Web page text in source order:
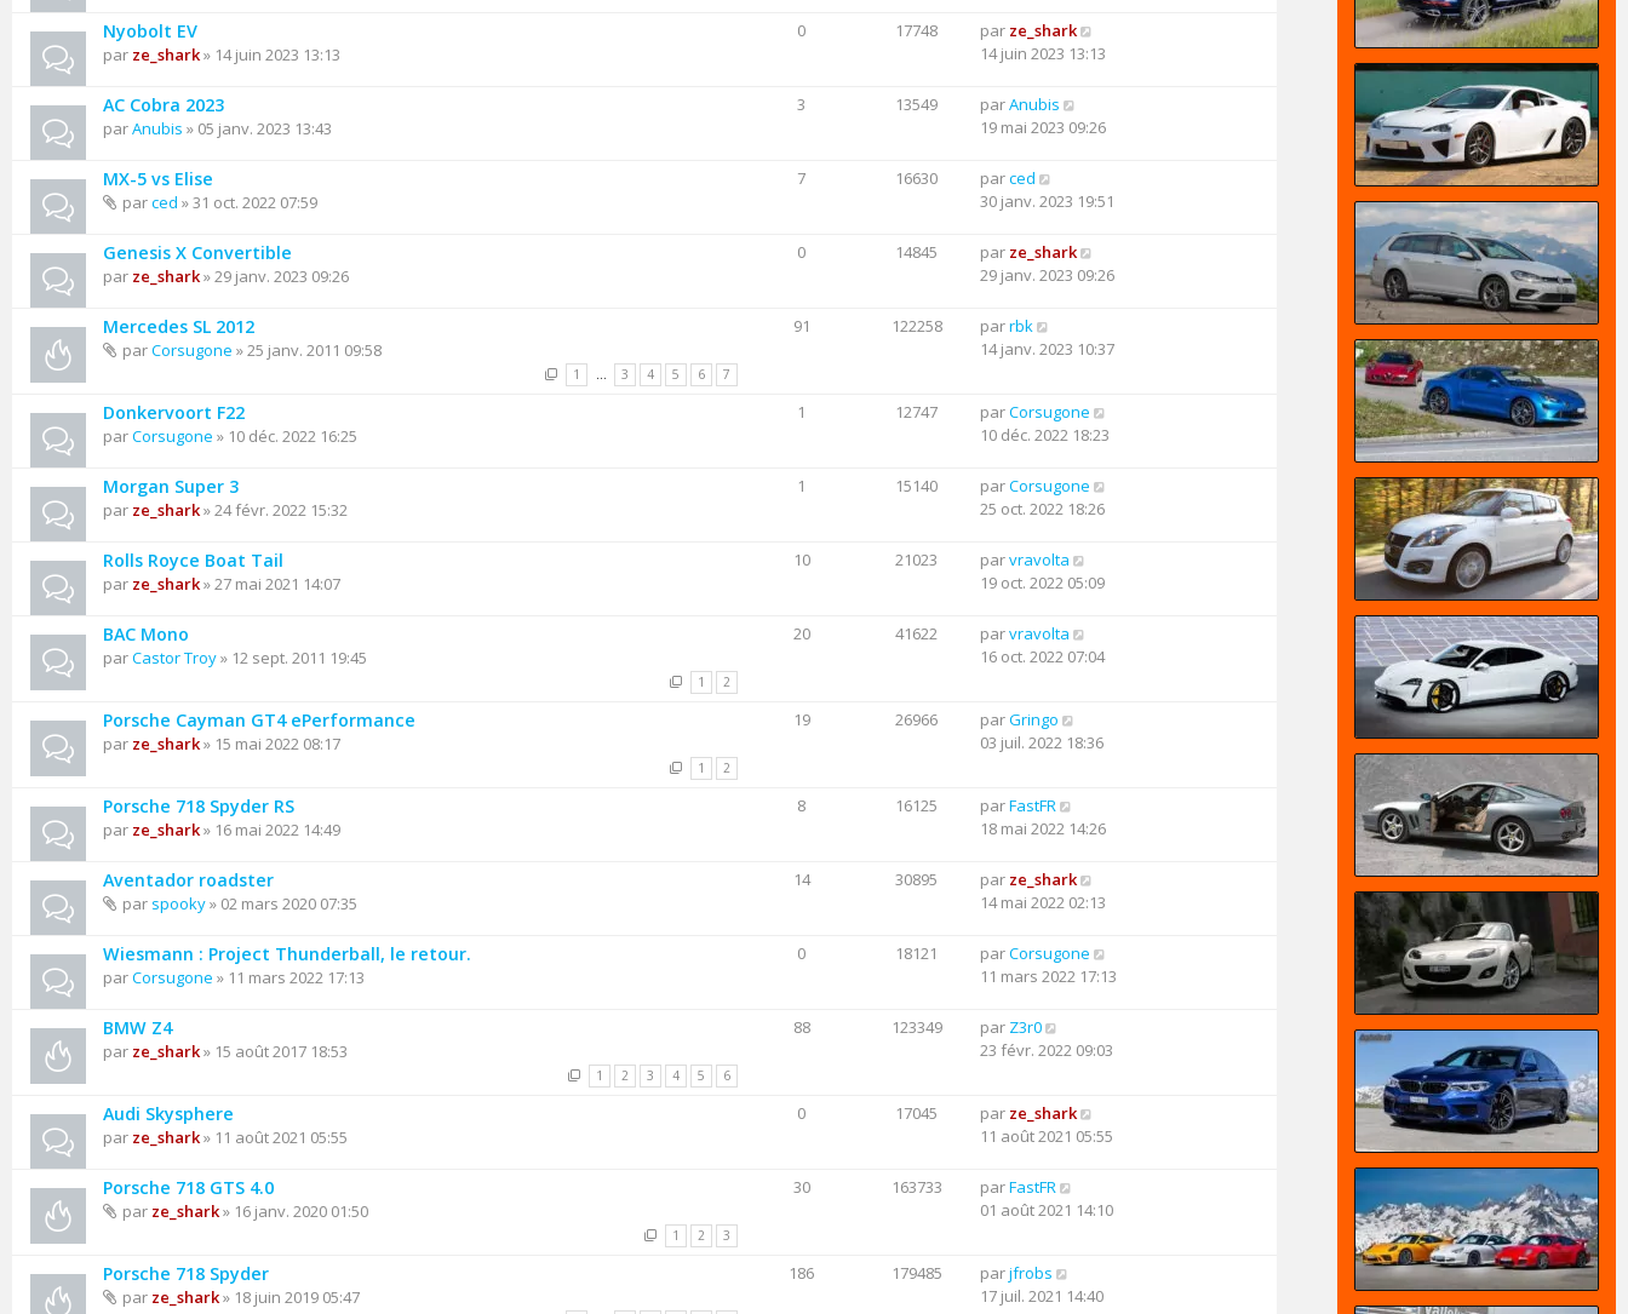
Nyobolt EV
par ze_shark» 14 juin 2023 13:13
0 17748 par ze_shark
14 juin 2023 13:13
AC Cobra 2023
parAnubis » 05 janv. 2023 13:43
3 13549 parAnubis
19 mai 2023 09:26
MX-5 vs Elise
parced » 31 oct. 2022 07:59
7 16630 parced
30 janv. 2023 19:51
Genesis X Convertible
par ze_shark» 29 janv. 2023 09:26
0 14845 par ze_shark
29 janv. 2023 09:26
Mercedes SL 2012
parCorsugone » 25 janv. 2011 09:58
1 … 3 4 5 6 7
91 122258 parrbk
14 janv. 2023 10:37
Donkervoort F22
parCorsugone » 10 déc. 2022 16:25
1 12747 parCorsugone
10 déc. 2022 18:23
Morgan Super 3
par ze_shark» 24 févr. 2022 15:32
1 15140 parCorsugone
25 oct. 2022 18:26
Rolls Royce Boat Tail
par ze_shark» 27 mai 2021 14:07
10 21023 parvravolta
19 oct. 2022 05:09
BAC Mono
parCastor Troy» 12 sept. 2011 19:45
1 2
20 41622 parvravolta
16 oct. 2022 07:04
Porsche Cayman GT4 ePerformance
par ze_shark» 15 mai 2022 08:17
1 2
19 26966 parGringo
03 juil. 2022 18:36
Porsche 718 Spyder RS
par ze_shark» 16 mai 2022 14:49
8 16125 parFastFR
18 mai 2022 14:26
Aventador roadster
par spooky» 02 mars 2020 07:35
14 30895 par ze_shark
14 mai 2022 02:13
Wiesmann : Project Thunderball, le retour.
parCorsugone » 11 mars 2022 17:13
0 18121 parCorsugone
11 mars 2022 17:13
BMW Z4
par ze_shark» 15 août 2017 18:53
1 2 3 4 5 6
88 123349 par Z3r0
23 févr. 2022 09:03
Audi Skysphere
par ze_shark» 11 août 2021 05:55
0 17045 par ze_shark
11 août 2021 05:55
Porsche 718 GTS 4.0
par ze_shark» 16 janv. 2020 01:50
1 2 3
30 163733 parFastFR
01 août 2021 14:10
Porsche 718 Spyder
par ze_shark» 18 juin 2019 05:47
186 179485 parjfrobs
17 juil. 2021 14:40